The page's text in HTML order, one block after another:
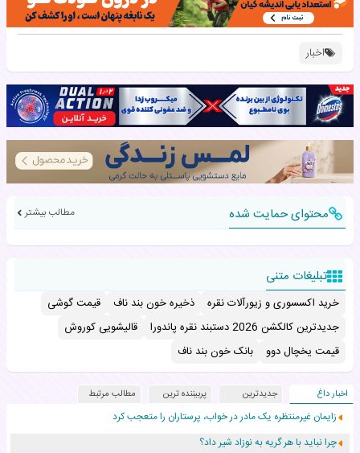
اخبار
محتوای حمایت شده مطالب بیشتر
تبلیغات متنی
خرید اکسسوری و زیورآلات نقره ذخیره خون بند ناف
قیمت گوشی
جدیدترین کالکشن 2026 دستبند نقره پاندورا
قالیشویی کوروش
قیمت یخچال دوو
بانک خون بند ناف
اخبار داغ جدیدترین پربیننده ترین مطالب مرتبط
زایمان غیرمنتظره یک مادر در خواب، پرستاران را متعجب کرد
چرا نباید با هر گریه به نوزاد شیر داد؟